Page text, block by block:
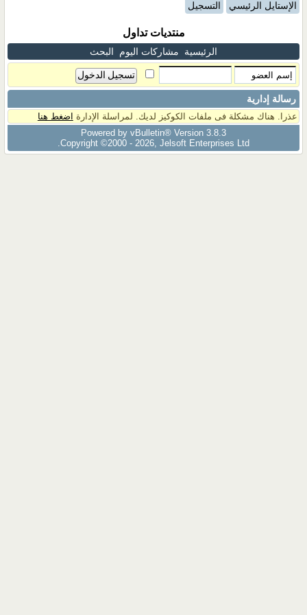
الإستايل الرئيسي التسجيل
منتديات تداول
الرئيسية مشاركات اليوم البحث
رسالة إدارية
عذرا. هناك مشكلة فى ملفات الكوكيز لديك. لمراسلة الإدارة اضغط هنا
Powered by vBulletin® Version 3.8.3
Copyright ©2000 - 2026, Jelsoft Enterprises Ltd.